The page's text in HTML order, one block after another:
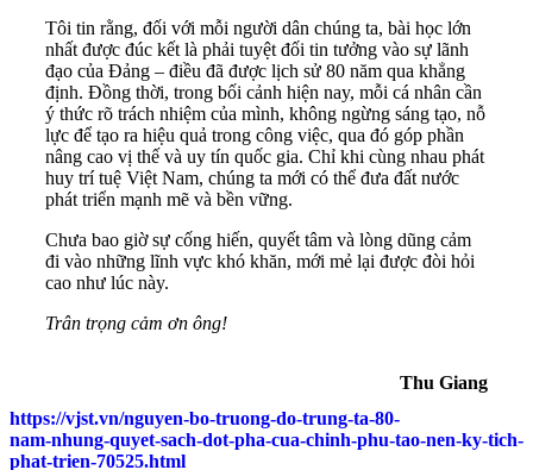
Tôi tin rằng, đối với mỗi người dân chúng ta, bài học lớn
nhất được đúc kết là phải tuyệt đối tin tưởng vào sự lãnh
đạo của Đảng – điều đã được lịch sử 80 năm qua khẳng
định. Đồng thời, trong bối cảnh hiện nay, mỗi cá nhân cần
ý thức rõ trách nhiệm của mình, không ngừng sáng tạo, nỗ
lực để tạo ra hiệu quả trong công việc, qua đó góp phần
nâng cao vị thế và uy tín quốc gia. Chỉ khi cùng nhau phát
huy trí tuệ Việt Nam, chúng ta mới có thể đưa đất nước
phát triển mạnh mẽ và bền vững.
Chưa bao giờ sự cống hiến, quyết tâm và lòng dũng cảm
đi vào những lĩnh vực khó khăn, mới mẻ lại được đòi hỏi
cao như lúc này.
Trân trọng cảm ơn ông!
Thu Giang
https://vjst.vn/nguyen-bo-truong-do-trung-ta-80-
nam-nhung-quyet-sach-dot-pha-cua-chinh-phu-tao-nen-ky-tich-
phat-trien-70525.html